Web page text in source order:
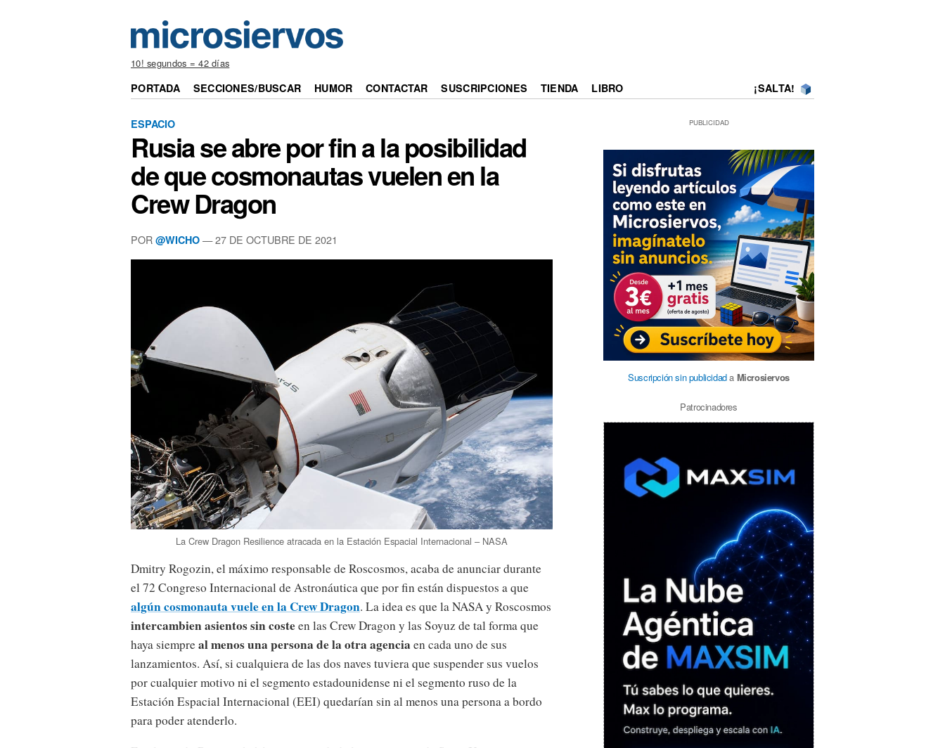
10! segundos = 42 días
PORTADA SECCIONES/BUSCAR HUMOR CONTACTAR SUSCRIPCIONES TIENDA LIBRO ¡SALTA!
ESPACIO
Rusia se abre por fin a la posibilidad
de que cosmonautas vuelen en la
Crew Dragon
POR @WICHO — 27 DE OCTUBRE DE 2021
La Crew Dragon Resilience atracada en la Estación Espacial Internacional – NASA
Dmitry Rogozin, el máximo responsable de Roscosmos, acaba de anunciar durante
el 72 Congreso Internacional de Astronáutica que por fin están dispuestos a que
algún cosmonauta vuele en la Crew Dragon. La idea es que la NASA y Roscosmos
intercambien asientos sin costeen las Crew Dragon y las Soyuz de tal forma que
haya siempreal menos una persona de la otra agencia en cada uno de sus
lanzamientos. Así, si cualquiera de las dos naves tuviera que suspender sus vuelos
por cualquier motivo ni el segmento estadounidense ni el segmento ruso de la
Estación Espacial Internacional (EEI) quedarían sin al menos una persona a bordo
para poder atenderlo.
PUBLICIDAD
Suscripción sin publicidada Microsiervos
Patrocinadores